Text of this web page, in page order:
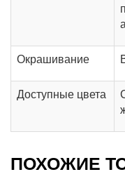
Окрашивание
Доступные цвета
ПОХОЖИЕ